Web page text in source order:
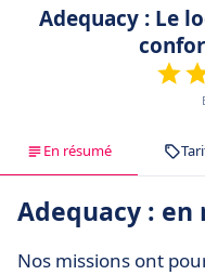
Adequacy : Le
En résumé
Adequacy : en
Nos missions ont